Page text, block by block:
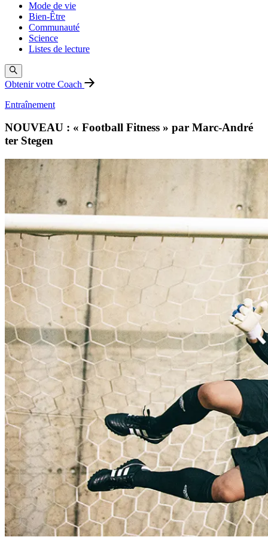
Mode de vie
Bien-Être
Communauté
Science
Listes de lecture
Obtenir votre Coach
Entraînement
NOUVEAU : « Football Fitness » par Marc-André
ter Stegen